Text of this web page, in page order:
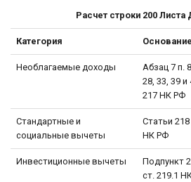
Расчет строки 200
Категория Основание
Необлагаемые доходы
Абзац 7 п.
28, 33, 39 и
217 НК РФ
Стандартные и
социальные вычеты
Статьи
НК РФ
Инвестиционные вычеты
Подпункт 2
ст. 219.1